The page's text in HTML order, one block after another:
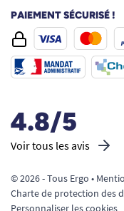
PAIEMENT SÉCURISÉ !
4.8/5
Voir tous les avis
© 2026 - Tous Ergo •
Charte de protection des
Personnaliser les cookies